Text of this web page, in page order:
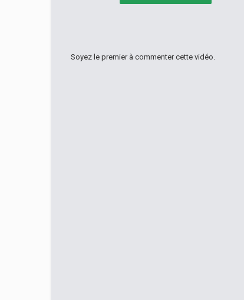
Soyez le premier à commenter cette vidéo.